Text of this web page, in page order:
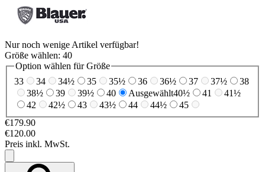
Nur noch wenige Artikel verfügbar!
Größe wählen: 40
Option wählen für Größe
33
34 34½ 35 35½ 36 36½ 37 37½
38
38½
39 39½ 40 Ausgewählt40½ 41
41½
42
42½ 43 43½ 44 44½
45
€179.90
€120.00
Preis inkl. MwSt.